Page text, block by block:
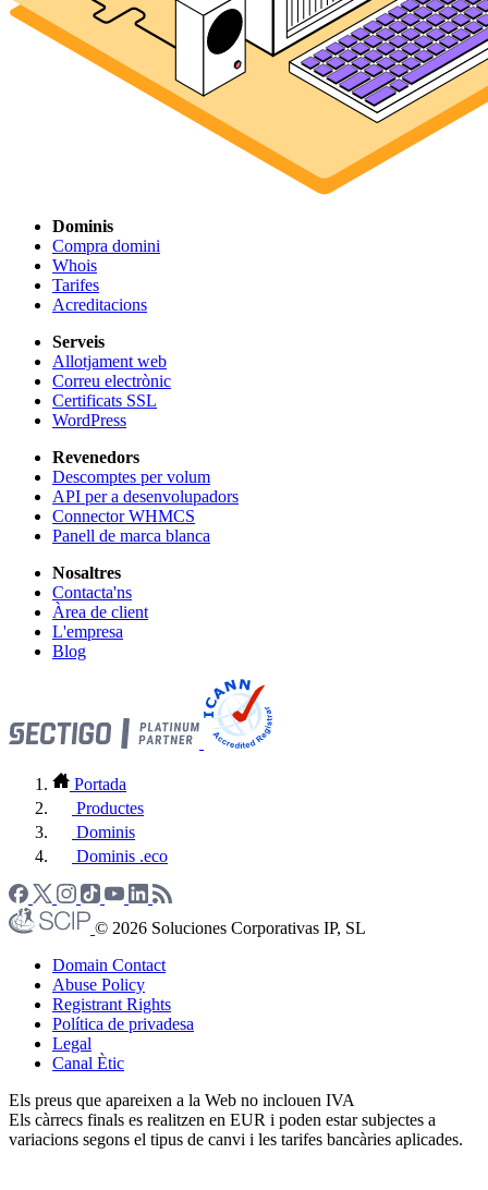
Dominis
Compra domini
Whois
Tarifes
Acreditacions
Serveis
Allotjament web
Correu electrònic
Certificats SSL
WordPress
Revenedors
Descomptes per volum
API per a desenvolupadors
Connector WHMCS
Panell de marca blanca
Nosaltres
Contacta'ns
Àrea de client
L'empresa
Blog
Portada
Productes
Dominis
Dominis .eco
© 2026 Soluciones Corporativas IP, SL
Domain Contact
Abuse Policy
Registrant Rights
Política de privadesa
Legal
Canal Ètic
Els preus que apareixen a la Web no inclouen IVA
Els càrrecs finals es realitzen en EUR i poden estar subjectes a
variacions segons el tipus de canvi i les tarifes bancàries aplicades.